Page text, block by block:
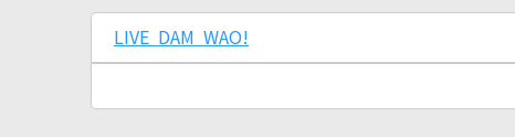
LIVE DAM WAO!